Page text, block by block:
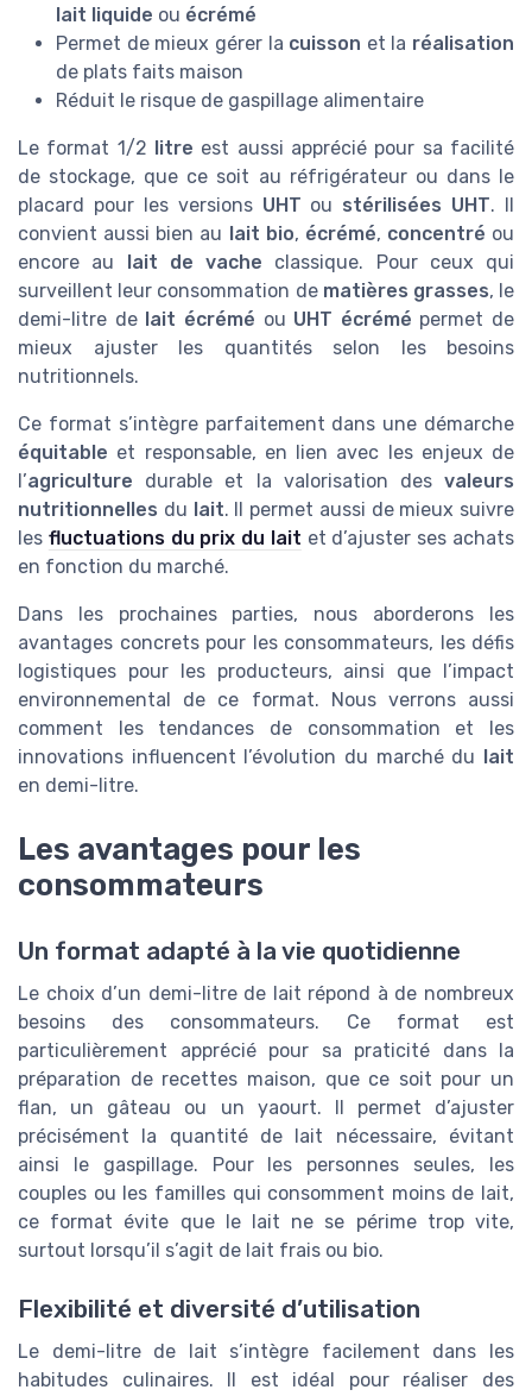
lait liquide ou écrémé
Permet de mieux gérer la cuisson et la réalisation
de plats faits maison
Réduit le risque de gaspillage alimentaire
Le format 1/2 litre est aussi apprécié pour sa facilité
de stockage, que ce soit au réfrigérateur ou dans le
placard pour les versions UHT ou stérilisées UHT. Il
convient aussi bien au lait bio, écrémé, concentré ou
encore au lait de vache classique. Pour ceux qui
surveillent leur consommation de matières grasses, le
demi-litre de lait écrémé ou UHT écrémé permet de
mieux ajuster les quantités selon les besoins
nutritionnels.
Ce format s’intègre parfaitement dans une démarche
équitable et responsable, en lien avec les enjeux de
l’agriculture durable et la valorisation des valeurs
nutritionnelles du lait. Il permet aussi de mieux suivre
les fluctuations du prix du lait et d’ajuster ses achats
en fonction du marché.
Dans les prochaines parties, nous aborderons les
avantages concrets pour les consommateurs, les défis
logistiques pour les producteurs, ainsi que l’impact
environnemental de ce format. Nous verrons aussi
comment les tendances de consommation et les
innovations influencent l’évolution du marché du lait
en demi-litre.
Les avantages pour les
consommateurs
Un format adapté à la vie quotidienne
Le choix d’un demi-litre de lait répond à de nombreux
besoins des consommateurs. Ce format est
particulièrement apprécié pour sa praticité dans la
préparation de recettes maison, que ce soit pour un
flan, un gâteau ou un yaourt. Il permet d’ajuster
précisément la quantité de lait nécessaire, évitant
ainsi le gaspillage. Pour les personnes seules, les
couples ou les familles qui consomment moins de lait,
ce format évite que le lait ne se périme trop vite,
surtout lorsqu’il s’agit de lait frais ou bio.
Flexibilité et diversité d’utilisation
Le demi-litre de lait s’intègre facilement dans les
habitudes culinaires. Il est idéal pour réaliser des